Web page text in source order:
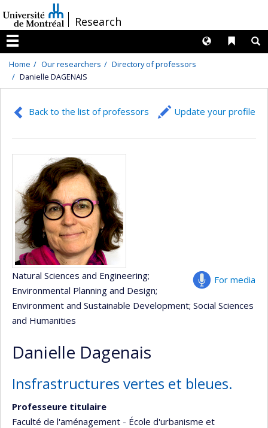
au
contenu
/Research
Menu
Liens
Langues
Home Our researchers
Directory of professors
Danielle DAGENAIS
Back to the list of professors Update your profile
For media
Natural Sciences and Engineering;
Environmental Planning and Design;
Environment and Sustainable Development; Social Sciences
and Humanities
Danielle Dagenais
Insfrastructures vertes et bleues.
Professeure titulaire
Faculté de l'aménagement - École d'urbanisme et